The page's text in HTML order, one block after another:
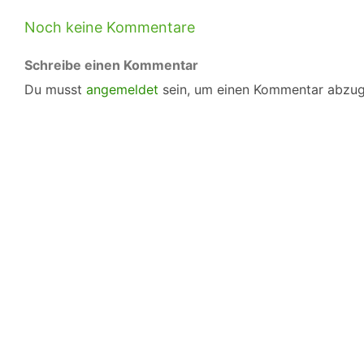
Noch keine Kommentare
Schreibe einen Kommentar
Du musst angemeldet sein, um einen Kommentar